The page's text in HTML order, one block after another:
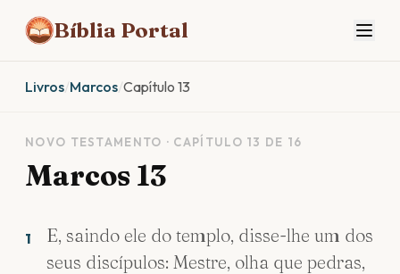
Bíblia Portal
Livros/Marcos/Capítulo 13
NOVO TESTAMENTO · CAPÍTULO 13 DE 16
Marcos 13
1
E, saindo ele do templo, disse-lhe um dos
seus discípulos: Mestre, olha que pedras,